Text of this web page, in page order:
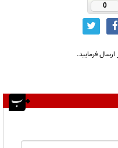
0
فرمایید.